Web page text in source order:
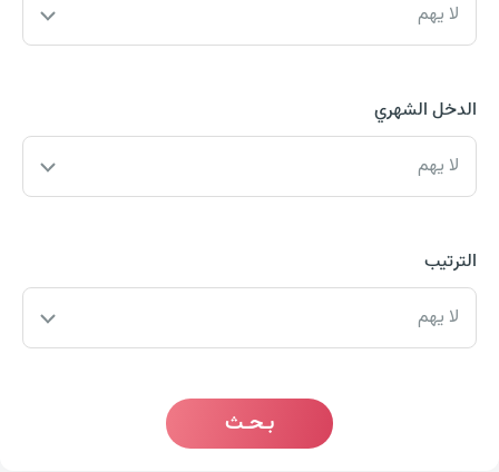
لا يهم
الدخل الشهري
لا يهم
الترتيب
لا يهم